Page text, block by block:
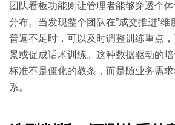
团队看板功能则让管理者能够穿透个
分布。当发现整个团队在”成交推进”维
普遍不足时，可以及时调整训练重点
景或促成话术训练。这种数据驱动的
标准不是僵化的教条，而是随业务需
系。